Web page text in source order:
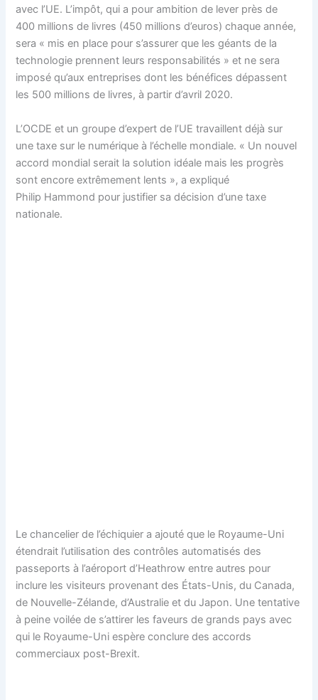
avec l’UE. L’impôt, qui a pour ambition de lever près de
400 millions de livres (450 millions d’euros) chaque année,
sera « mis en place pour s’assurer que les géants de la
technologie prennent leurs responsabilités » et ne sera
imposé qu’aux entreprises dont les bénéfices dépassent
les 500 millions de livres, à partir d’avril 2020.
L’OCDE et un groupe d’expert de l’UE travaillent déjà sur
une taxe sur le numérique à l’échelle mondiale. « Un nouvel
accord mondial serait la solution idéale mais les progrès
sont encore extrêmement lents », a expliqué
Philip Hammond pour justifier sa décision d’une taxe
nationale.
Le chancelier de l’échiquier a ajouté que le Royaume-Uni
étendrait l’utilisation des contrôles automatisés des
passeports à l’aéroport d’Heathrow entre autres pour
inclure les visiteurs provenant des États-Unis, du Canada,
de Nouvelle-Zélande, d’Australie et du Japon. Une tentative
à peine voilée de s’attirer les faveurs de grands pays avec
qui le Royaume-Uni espère conclure des accords
commerciaux post-Brexit.